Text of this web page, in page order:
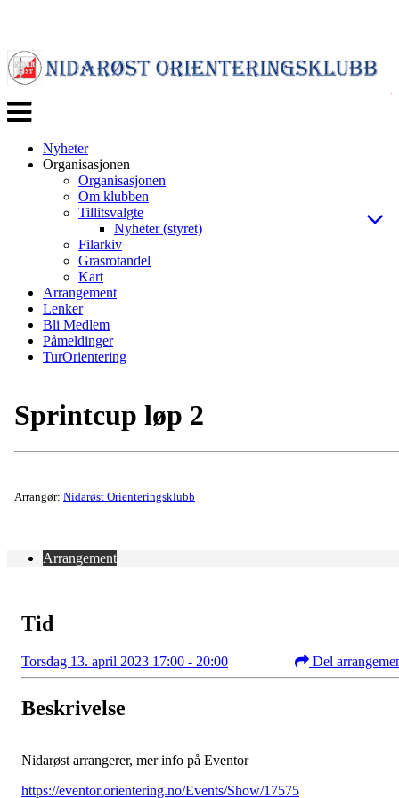
Veksle
navigasjon
Nyheter
Organisasjonen
Organisasjonen
Om klubben
Tillitsvalgte
Nyheter (styret)
Filarkiv
Grasrotandel
Kart
Arrangement
Lenker
Bli Medlem
Påmeldinger
TurOrientering
Sprintcup løp 2
Arrangør: Nidarøst Orienteringsklubb
Arrangement
Tid
Torsdag 13. april 2023 17:00 - 20:00 Del
Beskrivelse
Nidarøst arrangerer, mer info på Eventor
https://eventor.orientering.no/Events/Show/17575